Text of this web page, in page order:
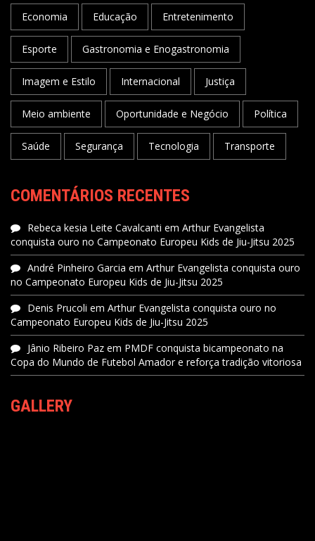
Economia Educação Entretenimento
Esporte Gastronomia e Enogastronomia
Imagem e Estilo Internacional Justiça
Meio ambiente Oportunidade e Negócio Política
Saúde Segurança Tecnologia Transporte
COMENTÁRIOS RECENTES
Rebeca kesia Leite Cavalcanti em Arthur Evangelista
conquista ouro no Campeonato Europeu Kids de Jiu-Jitsu 2025
André Pinheiro Garcia em Arthur Evangelista conquista ouro
no Campeonato Europeu Kids de Jiu-Jitsu 2025
Denis Prucoli em Arthur Evangelista conquista ouro no
Campeonato Europeu Kids de Jiu-Jitsu 2025
Jânio Ribeiro Paz em PMDF conquista bicampeonato na
Copa do Mundo de Futebol Amador e reforça tradição vitoriosa
GALLERY